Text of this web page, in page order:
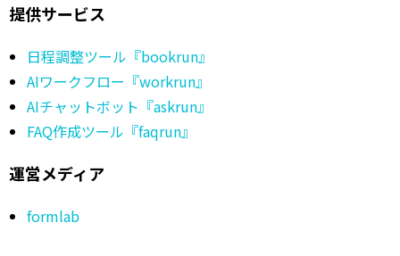
提供サービス
日程調整ツール『bookrun』
AIワークフロー『workrun』
AIチャットボット『askrun』
FAQ作成ツール『faqrun』
運営メディア
formlab